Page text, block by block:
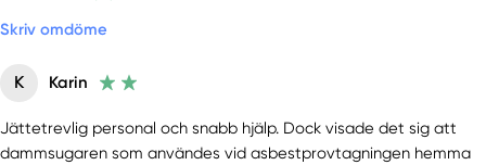
Skriv omdöme
K Karin
Jättetrevlig personal och snabb hjälp. Dock visade det sig att
dammsugaren som användes vid asbestprovtagningen hemma